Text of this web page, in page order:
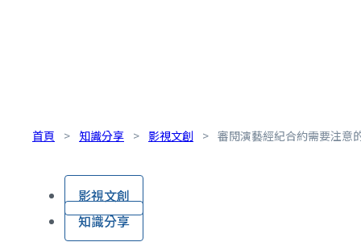
首頁 > 知識分享 > 影視文創 > 審閱演藝經紀合約需要注意
影視文創
知識分享